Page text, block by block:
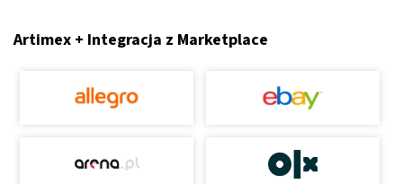
Artimex + Integracja z Marketplace